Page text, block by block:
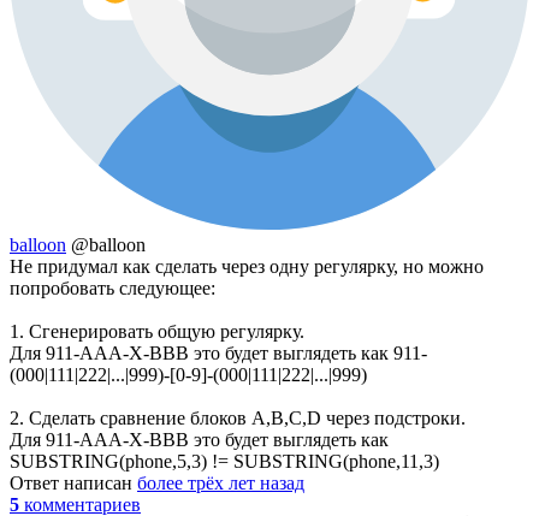
balloon @balloon
Не придумал как сделать через одну регулярку, но можно
попробовать следующее:
1. Сгенерировать общую регулярку.
Для 911-AAA-X-BBB это будет выглядеть как 911-
(000|111|222|...|999)-[0-9]-(000|111|222|...|999)
2. Сделать сравнение блоков A,B,C,D через подстроки.
Для 911-AAA-X-BBB это будет выглядеть как
SUBSTRING(phone,5,3) != SUBSTRING(phone,11,3)
Ответ написан более трёх лет назад
5 комментариев